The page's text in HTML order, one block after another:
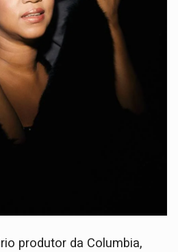
produtor da Columbia,